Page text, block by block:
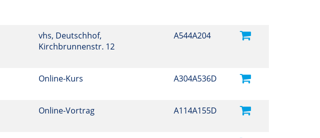
vhs, Deutschhof,
Kirchbrunnenstr. 12
A544A204
Online-Kurs A304A536D
Online-Vortrag A114A155D